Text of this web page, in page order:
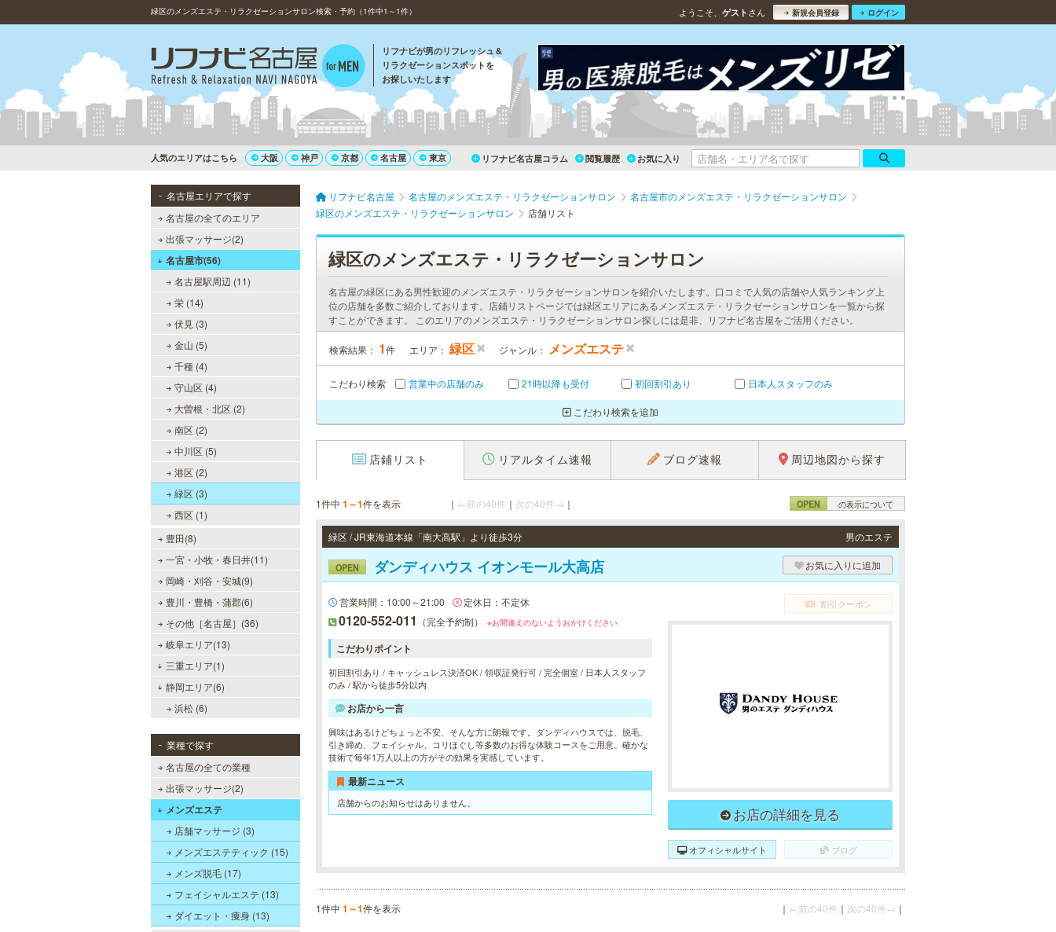
緑区のメンズエステ・リラクゼーションサロン検索・予約（1件中1～1件） ようこそ、 ゲスト さん 新規会員登録 ログイン
リフナビが男のリフレッシュ＆
リラクゼーションスポットを
お探しいたします
人気のエリアはこちら 大阪 神戸 京都 名古屋 東京 リフナビ名古屋コラム 閲覧履歴 お気に入り
名古屋エリアで探す
名古屋の全てのエリア
出張マッサージ(2)
名古屋市(56)
名古屋駅周辺 (11)
栄 (14)
伏見 (3)
金山 (5)
千種 (4)
守山区 (4)
大曽根・北区 (2)
南区 (2)
中川区 (5)
港区 (2)
緑区 (3)
西区 (1)
豊田(8)
一宮・小牧・春日井(11)
岡崎・刈谷・安城(9)
豊川・豊橋・蒲郡(6)
その他［名古屋］(36)
岐阜エリア(13)
三重エリア(1)
静岡エリア(6)
浜松 (6)
業種で探す
名古屋の全ての業種
出張マッサージ(2)
メンズエステ
店舗マッサージ (3)
メンズエステティック (15)
メンズ脱毛 (17)
フェイシャルエステ (13)
ダイエット・痩身 (13)
リフナビ名古屋 名古屋のメンズエステ・リラクゼーションサロン
名古屋市のメンズエステ・リラクゼーションサロン
緑区のメンズエステ・リラクゼーションサロン
店舗リスト
緑区のメンズエステ・リラクゼーションサロン
名古屋の緑区にある男性歓迎のメンズエステ・リラクゼーションサロンを紹介いたします。口コミで人気の店舗や人気ランキング上
位の店舗を多数ご紹介しております。店鋪リストページでは緑区エリアにあるメンズエステ・リラクゼーションサロンを一覧から探
すことができます。 このエリアのメンズエステ・リラクゼーションサロン探しには是非、リフナビ名古屋をご活用ください。
検索結果： 1件 エリア： 緑区 ジャンル： メンズエステ
こだわり検索 営業中の店舗のみ 21時以降も受付 初回割引あり 日本人スタッフのみ
こだわり検索を追加
店鋪リスト リアルタイム速報 ブログ速報 周辺地図から探す
1件中 1～1件を表示 ｜ ←前の40件 ｜ 次の40件→ ｜ OPEN の表示について
緑区 / JR東海道本線「南大高駅」より徒歩3分 男のエステ
OPEN ダンディハウス イオンモール大高店 お気に入りに追加
営業時間：10:00～21:00 定休日：不定休
0120-552-011 （完全予約制） ※お間違えのないようおかけください
こだわりポイント
初回割引あり / キャッシュレス決済OK / 領収証発行可 / 完全個室 / 日本人スタッフ
のみ / 駅から徒歩5分以内
お店から一言
興味はあるけどちょっと不安、そんな方に朗報です。ダンディハウスでは、脱毛、
引き締め、フェイシャル、コリほぐし等多数のお得な体験コースをご用意。確かな
技術で毎年1万人以上の方がその効果を実感しています。
最新ニュース
店舗からのお知らせはありません。
割引クーポン
お店の詳細を見る
オフィシャルサイト ブログ
1件中 1～1件を表示 ｜ ←前の40件 ｜ 次の40件→ ｜